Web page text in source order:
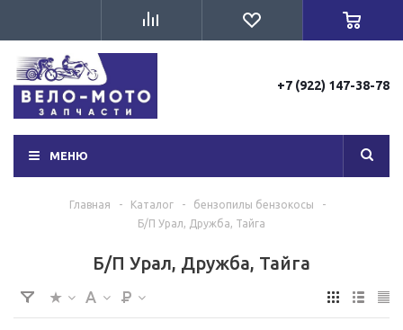
+7 (922) 147-38-78
МЕНЮ
Главная - Каталог - бензопилы бензокосы
-
Б/П Урал, Дружба, Тайга
Б/П Урал, Дружба, Тайга